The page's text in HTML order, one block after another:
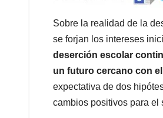
Sobre la realidad de la
se forjan los intereses
deserción escolar
un futuro cercano con
expectativa de dos
cambios positivos para el